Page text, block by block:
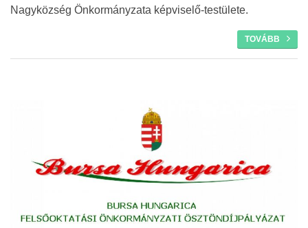
Nagyközség Önkormányzata képviselő-testülete.
TOVÁBB